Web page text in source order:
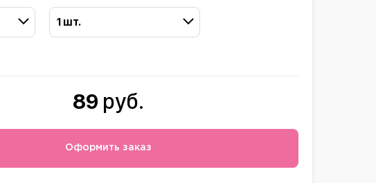
1 шт.
89 руб.
Оформить заказ